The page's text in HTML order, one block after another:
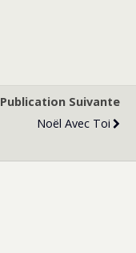
Publication Suivante
Noël Avec Toi